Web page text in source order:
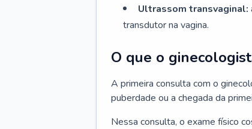
Ultrassom transvaginal:
transdutor na vagina.
O que o
A primeira consulta com o
puberdade ou a chegada da
Nessa consulta, o exame físico